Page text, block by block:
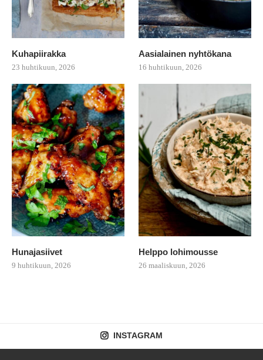
Kuhapiirakka
23 huhtikuun, 2026
Aasialainen nyhtökana
16 huhtikuun, 2026
Hunajasiivet
9 huhtikuun, 2026
Helppo lohimousse
26 maaliskuun, 2026
INSTAGRAM